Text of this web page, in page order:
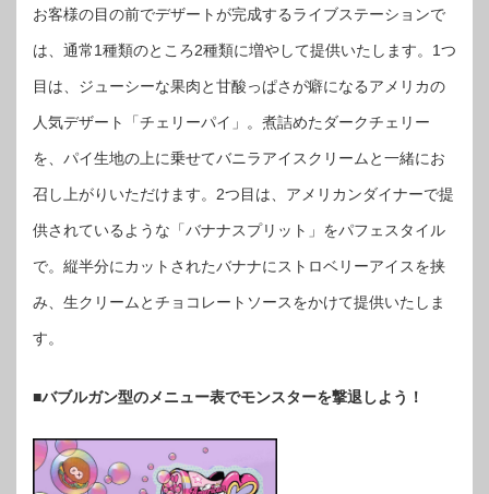
お客様の目の前でデザートが完成するライブステーションで
は、通常1種類のところ2種類に増やして提供いたします。1つ
目は、ジューシーな果肉と甘酸っぱさが癖になるアメリカの
人気デザート「チェリーパイ」。煮詰めたダークチェリー
を、パイ生地の上に乗せてバニラアイスクリームと一緒にお
召し上がりいただけます。2つ目は、アメリカンダイナーで提
供されているような「バナナスプリット」をパフェスタイル
で。縦半分にカットされたバナナにストロベリーアイスを挟
み、生クリームとチョコレートソースをかけて提供いたしま
す。
■バブルガン型のメニュー表でモンスターを撃退しよう！